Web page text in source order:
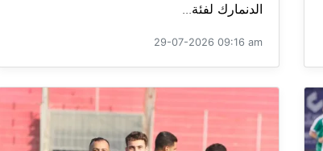
الدنمارك لفئة...
29-07-2026 09:16 am